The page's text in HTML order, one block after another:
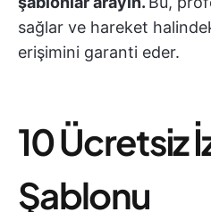
sağlar ve hareket
erişimini garanti eder.
10 Ücretsiz
Şablonu